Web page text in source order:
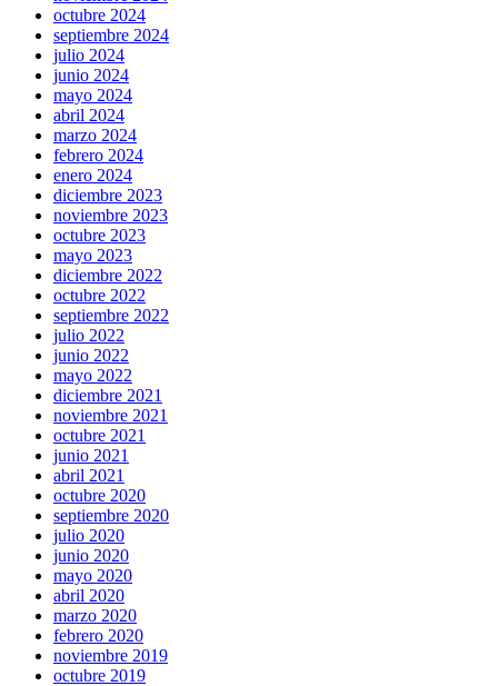
octubre 2024
septiembre 2024
julio 2024
junio 2024
mayo 2024
abril 2024
marzo 2024
febrero 2024
enero 2024
diciembre 2023
noviembre 2023
octubre 2023
mayo 2023
diciembre 2022
octubre 2022
septiembre 2022
julio 2022
junio 2022
mayo 2022
diciembre 2021
noviembre 2021
octubre 2021
junio 2021
abril 2021
octubre 2020
septiembre 2020
julio 2020
junio 2020
mayo 2020
abril 2020
marzo 2020
febrero 2020
noviembre 2019
octubre 2019